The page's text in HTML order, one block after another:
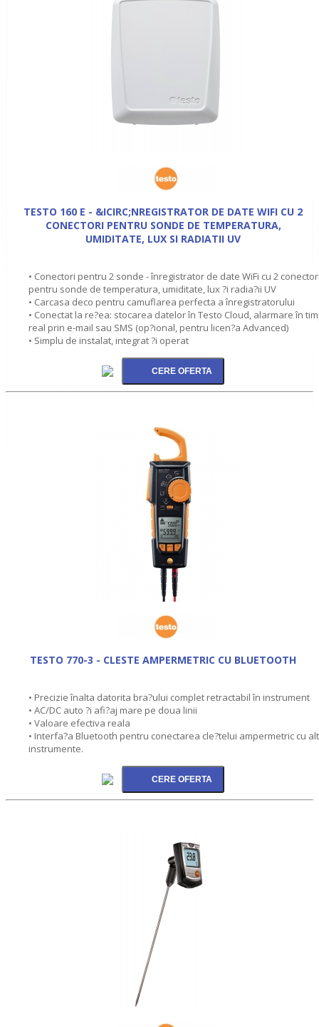
TESTO 160 E - &ICIRC;NREGISTRATOR DE DATE WIFI CU 2
CONECTORI PENTRU SONDE DE TEMPERATURA,
UMIDITATE, LUX SI RADIATII UV
• Conectori pentru 2 sonde - înregistrator de date WiFi cu 2
pentru sonde de temperatura, umiditate, lux ?i radia?ii UV
• Carcasa deco pentru camuflarea perfecta a înregistratorului
• Conectat la re?ea: stocarea datelor în Testo Cloud, alarmare în
real prin e-mail sau SMS (op?ional, pentru licen?a Advanced)
• Simplu de instalat, integrat ?i operat
TESTO 770-3 - CLESTE AMPERMETRIC CU BLUETOOTH
• Precizie înalta datorita bra?ului complet retractabil în instrument
• AC/DC auto ?i afi?aj mare pe doua linii
• Valoare efectiva reala
• Interfa?a Bluetooth pentru conectarea cle?telui ampermetric cu
instrumente.